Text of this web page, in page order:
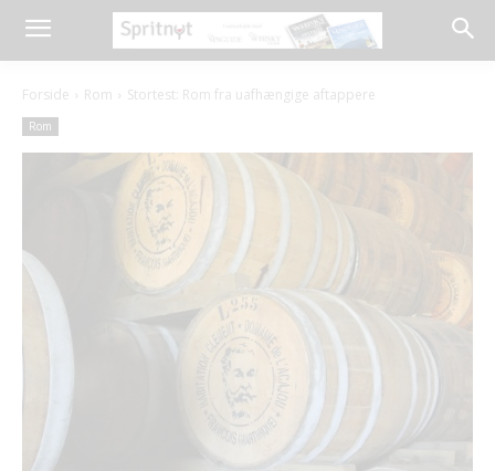
Forside Rom Stortest: Rom fra uafhængige aftappere
Rom